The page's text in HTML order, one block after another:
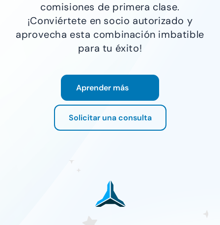
comisiones de primera clase.
¡Conviértete en socio autorizado y
aprovecha esta combinación imbatible
para tu éxito!
Aprender más
Solicitar una consulta